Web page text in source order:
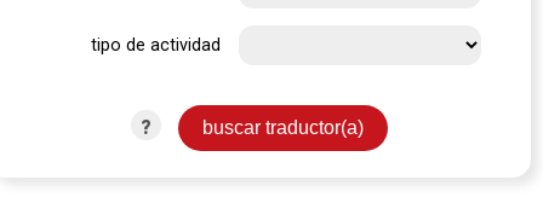
tipo de actividad
?